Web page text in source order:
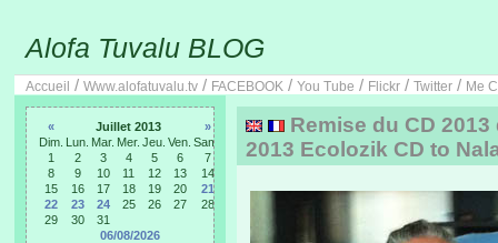
Alofa Tuvalu BLOG
Accueil / Www.alofatuvalu.tv / FACEBOOK / You Tube / Flickr / Twitter / Me
« Juillet 2013
»
Dim. Lun. Mar. Mer. Jeu. Ven. Sam.
1
2 3 4 5 6
7
8
9 10 11 12 13
14
15
16 17 18 19 20
21
22
23 24 25 26 27
28
29
30
31
06/08/2026
Remise du CD
2013 Ecolozik CD to